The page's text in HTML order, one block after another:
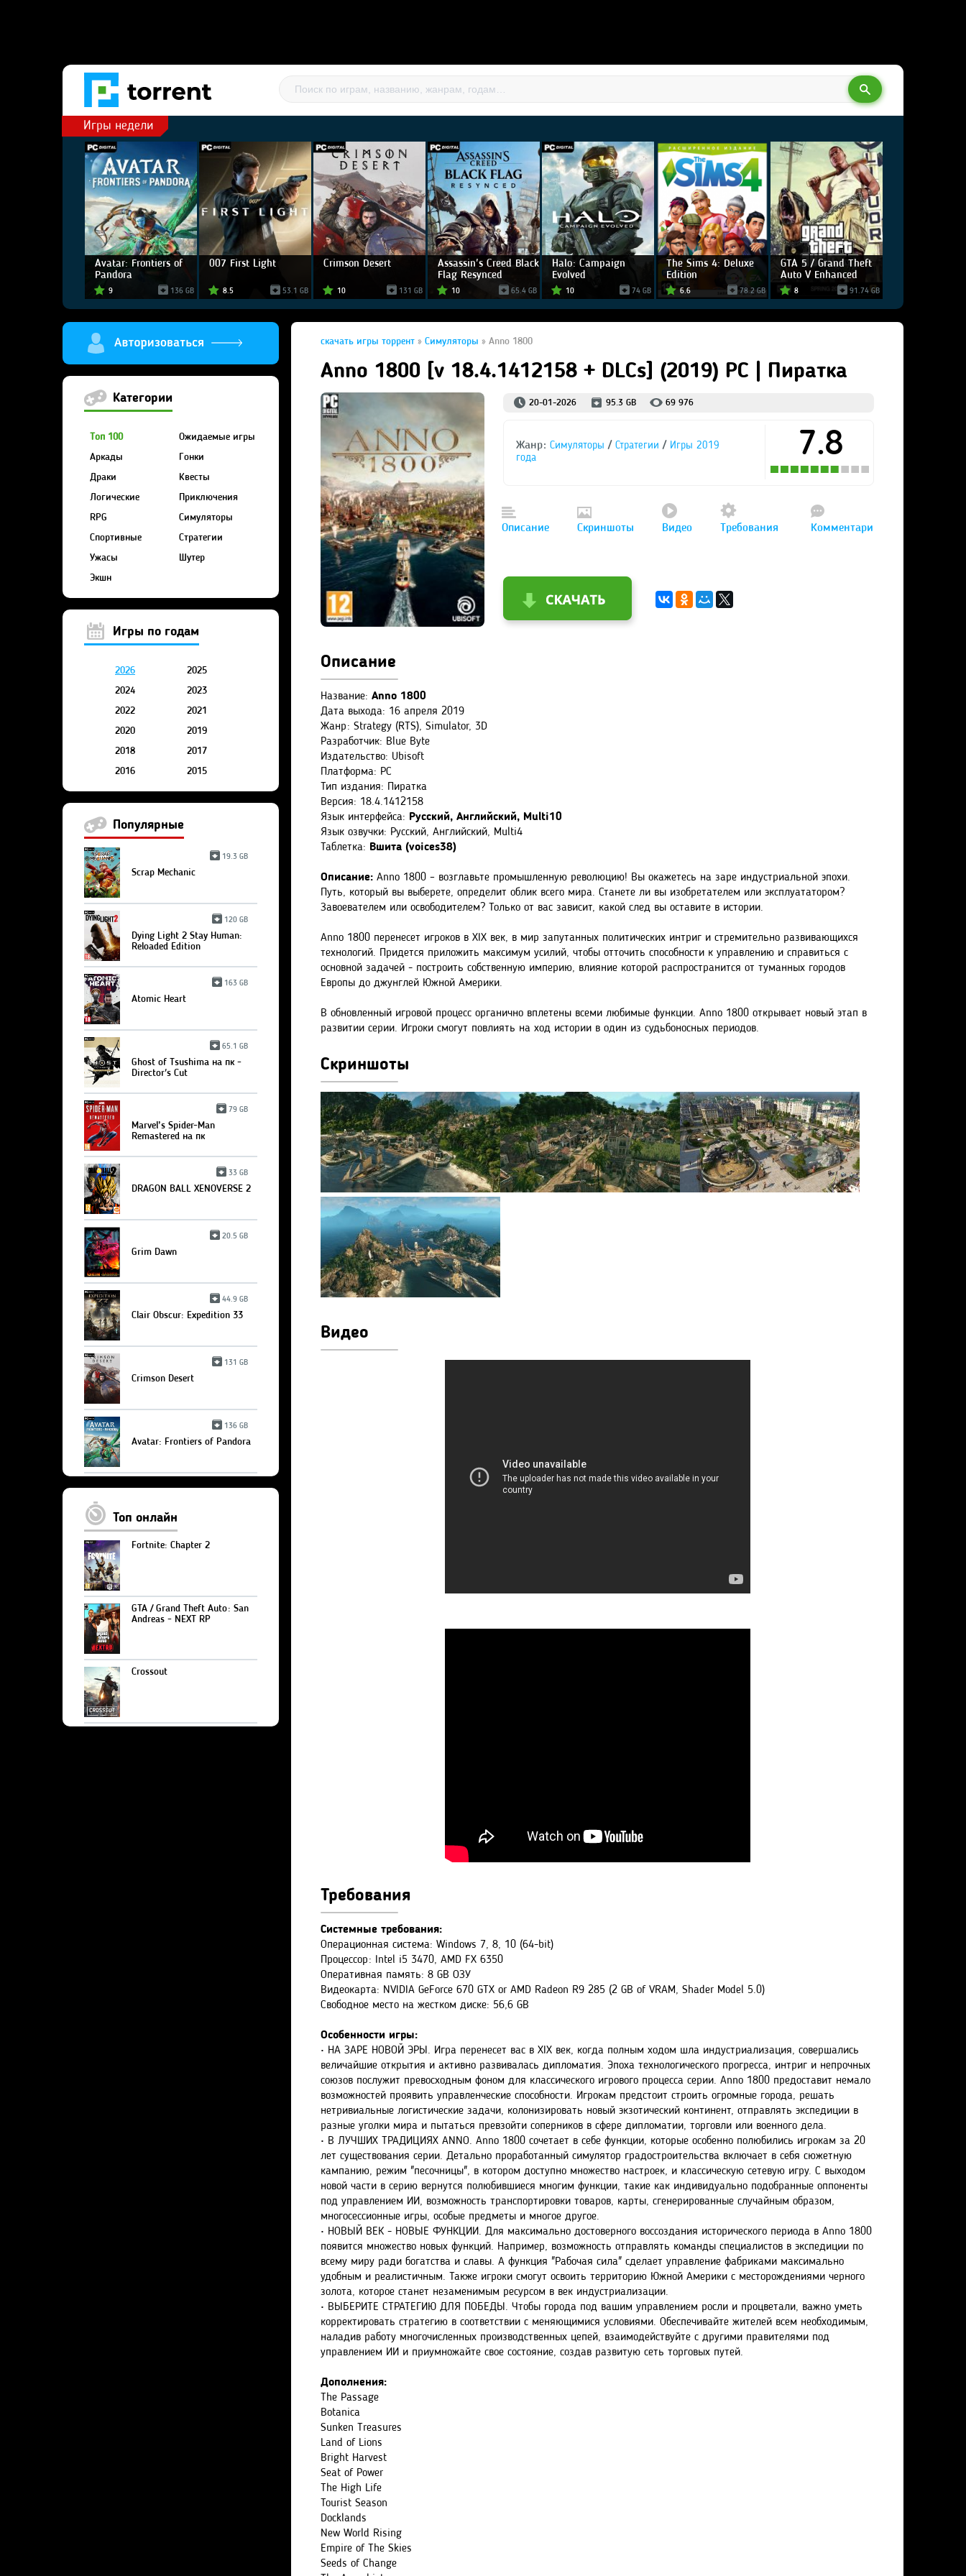
Игры недели
Avatar: Frontiers of
Pandora
9 136 GB
007 First Light
8.5 53.1 GB
Crimson Desert
10 131 GB
Assassin's Creed Black
Flag Resynced
10 65.4 GB
Halo: Campaign
Evolved
10 74 GB
The Sims 4: Deluxe
Edition
6.6 78.2 GB
GTA 5 / Grand Theft
Auto V Enhanced
8 91.74 GB
Категории
Топ 100
Ожидаемые игры
Аркады
Гонки
Драки
Квесты
Логические
Приключения
RPG
Симуляторы
Спортивные
Стратегии
Ужасы
Шутер
Экшн
Игры по годам
2026
2025
2024
2023
2022
2021
2020
2019
2018
2017
2016
2015
Популярные
19.3 GB
Scrap Mechanic
120 GB
Dying Light 2 Stay Human:
Reloaded Edition
163 GB
Atomic Heart
65.1 GB
Ghost of Tsushima на пк -
Director's Cut
79 GB
Marvel’s Spider-Man
Remastered на пк
33 GB
DRAGON BALL XENOVERSE 2
20.5 GB
Grim Dawn
44.9 GB
Clair Obscur: Expedition 33
131 GB
Crimson Desert
136 GB
Avatar: Frontiers of Pandora
Топ онлайн
Fortnite: Chapter 2
GTA / Grand Theft Auto: San
Andreas - NEXT RP
Crossout
скачать игры торрент » Симуляторы » Anno 1800
Anno 1800 [v 18.4.1412158 + DLCs] (2019) PC | Пиратка
20-01-2026 95.3 GB 69 976
Жанр: Симуляторы / Стратегии / Игры 2019
года
7.8
Описание Скриншоты Видео Требования Комментари
Описание
Название: Anno 1800
Дата выхода: 16 апреля 2019
Жанр: Strategy (RTS), Simulator, 3D
Разработчик: Blue Byte
Издательство: Ubisoft
Платформа: PC
Тип издания: Пиратка
Версия: 18.4.1412158
Язык интерфейса: Русский, Английский, Multi10
Язык озвучки: Русский, Английский, Multi4
Таблетка: Вшита (voices38)
Описание: Anno 1800 – возглавьте промышленную революцию! Вы окажетесь на заре индустриальной эпохи.
Путь, который вы выберете, определит облик всего мира. Станете ли вы изобретателем или эксплуататором?
Завоевателем или освободителем? Только от вас зависит, какой след вы оставите в истории.
Anno 1800 перенесет игроков в XIX век, в мир запутанных политических интриг и стремительно развивающихся
технологий. Придется приложить максимум усилий, чтобы отточить способности к управлению и справиться с
основной задачей - построить собственную империю, влияние которой распространится от туманных городов
Европы до джунглей Южной Америки.
В обновленный игровой процесс органично вплетены всеми любимые функции. Anno 1800 открывает новый этап в
развитии серии. Игроки смогут повлиять на ход истории в один из судьбоносных периодов.
Скриншоты
Видео
Требования
Системные требования:
Операционная система: Windows 7, 8, 10 (64-bit)
Процессор: Intel i5 3470, AMD FX 6350
Оперативная память: 8 GB ОЗУ
Видеокарта: NVIDIA GeForce 670 GTX or AMD Radeon R9 285 (2 GB of VRAM, Shader Model 5.0)
Свободное место на жестком диске: 56,6 GB
Особенности игры:
• НА ЗАРЕ НОВОЙ ЭРЫ. Игра перенесет вас в XIX век, когда полным ходом шла индустриализация, совершались
величайшие открытия и активно развивалась дипломатия. Эпоха технологического прогресса, интриг и непрочных
союзов послужит превосходным фоном для классического игрового процесса серии. Anno 1800 предоставит немало
возможностей проявить управленческие способности. Игрокам предстоит строить огромные города, решать
нетривиальные логистические задачи, колонизировать новый экзотический континент, отправлять экспедиции в
разные уголки мира и пытаться превзойти соперников в сфере дипломатии, торговли или военного дела.
• В ЛУЧШИХ ТРАДИЦИЯХ ANNO. Anno 1800 сочетает в себе функции, которые особенно полюбились игрокам за 20
лет существования серии. Детально проработанный симулятор градостроительства включает в себя сюжетную
кампанию, режим "песочницы", в котором доступно множество настроек, и классическую сетевую игру. С выходом
новой части в серию вернутся полюбившиеся многим функции, такие как индивидуально подобранные оппоненты
под управлением ИИ, возможность транспортировки товаров, карты, сгенерированные случайным образом,
многосессионные игры, особые предметы и многое другое.
• НОВЫЙ ВЕК - НОВЫЕ ФУНКЦИИ. Для максимально достоверного воссоздания исторического периода в Anno 1800
появится множество новых функций. Например, возможность отправлять команды специалистов в экспедиции по
всему миру ради богатства и славы. А функция "Рабочая сила" сделает управление фабриками максимально
удобным и реалистичным. Также игроки смогут освоить территорию Южной Америки с месторождениями черного
золота, которое станет незаменимым ресурсом в век индустриализации.
• ВЫБЕРИТЕ СТРАТЕГИЮ ДЛЯ ПОБЕДЫ. Чтобы города под вашим управлением росли и процветали, важно уметь
корректировать стратегию в соответствии с меняющимися условиями. Обеспечивайте жителей всем необходимым,
наладив работу многочисленных производственных цепей, взаимодействуйте с другими правителями под
управлением ИИ и приумножайте свое состояние, создав развитую сеть торговых путей.
Дополнения:
The Passage
Botanica
Sunken Treasures
Land of Lions
Bright Harvest
Seat of Power
The High Life
Tourist Season
Docklands
New World Rising
Empire of The Skies
Seeds of Change